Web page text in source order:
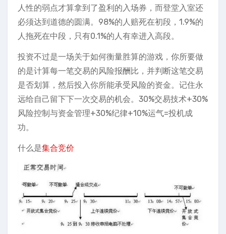
人性的弱点才算拿到了盈利的入场券，而登堂入室还
必须达到道德的圆满。98%的人赔死在初段，1.9%的
人拖死在中段，只有0.1%的人有幸进入高段。
投资不过是一场关于如何衡量胜算的游戏，你所要做
的是计算每一笔交易的风险报酬比，并判断这笔交易
是否划算，然后投入你所能承受风险的资金。记住永
远给自己留下下一次交易的机会。30%交易技术+30%
风险控制与资金管理+30%纪律+10%运气=投机成
功。
什么是集合竞价